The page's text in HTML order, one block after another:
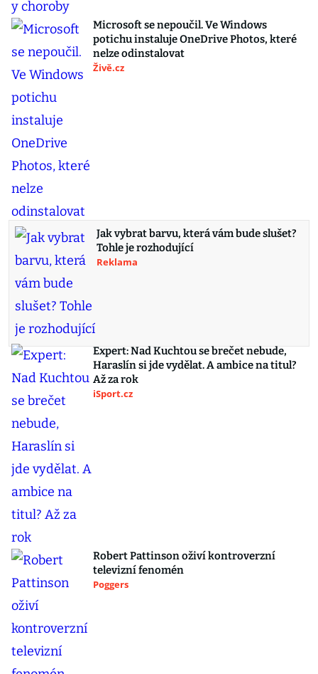
Microsoft se nepoučil. Ve Windows
potichu instaluje OneDrive Photos, které
nelze odinstalovat
Živě.cz
Jak vybrat barvu, která vám bude slušet?
Tohle je rozhodující
Reklama
Expert: Nad Kuchtou se brečet nebude,
Haraslín si jde vydělat. A ambice na titul?
Až za rok
iSport.cz
Robert Pattinson oživí kontroverzní
televizní fenomén
Poggers